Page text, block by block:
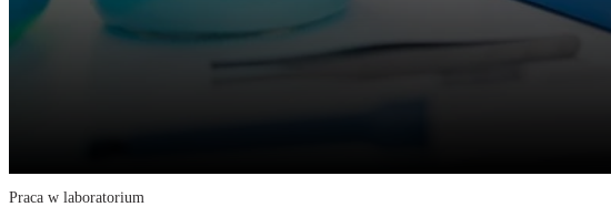
Praca w laboratorium